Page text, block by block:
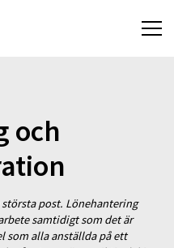
och
post. Lönehantering
samtidigt som det är
som alla anställda på ett